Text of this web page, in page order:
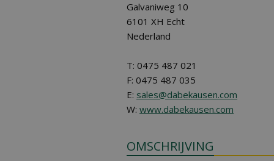
Galvaniweg 10
6101 XH Echt
Nederland
T: 0475 487 021
F: 0475 487 035
E: sales@dabekausen.com
W: www.dabekausen.com
OMSCHRIJVING